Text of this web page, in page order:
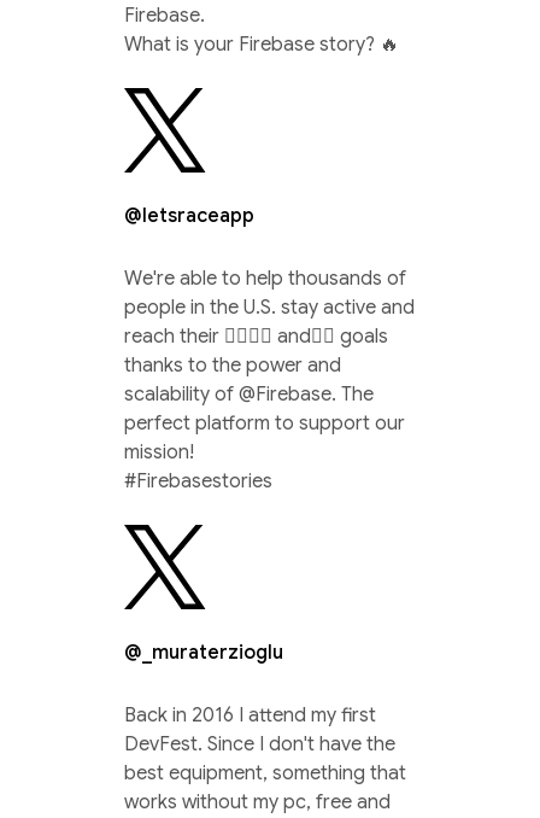
Firebase.
What is your Firebase story? 🔥
@letsraceapp
We're able to help thousands of
people in the U.S. stay active and
reach their 🏃‍♀️🚴‍♂️ and🏊‍♀️ goals
thanks to the power and
scalability of @Firebase. The
perfect platform to support our
mission!
#Firebasestories
@_muraterzioglu
Back in 2016 I attend my first
DevFest. Since I don't have the
best equipment, something that
works without my pc, free and